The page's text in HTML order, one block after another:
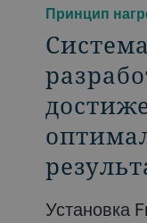
Принцип
Установка